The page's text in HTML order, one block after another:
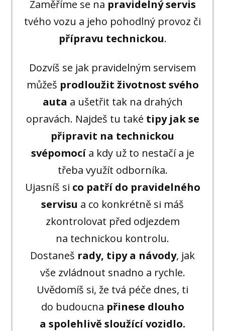
Zaměříme se na pravidelný servis
tvého vozu a jeho pohodlný provoz či
přípravu technickou.
Dozvíš se jak pravidelným servisem
můžeš prodloužit životnost svého
auta a ušetřit tak na drahých
opravách. Najdeš tu také tipy jak se
připravit na technickou
svépomocía kdy už to nestačí a je
třeba využít odborníka.
Ujasníš si co patří do pravidelného
servisu a co konkrétně si máš
zkontrolovat před odjezdem
na technickou kontrolu.
Dostaneš rady, tipy a návody, jak
vše zvládnout snadno a rychle.
Uvědomíš si, že tvá péče dnes, ti
do budoucna přinese dlouho
a spolehlivě sloužící vozidlo.